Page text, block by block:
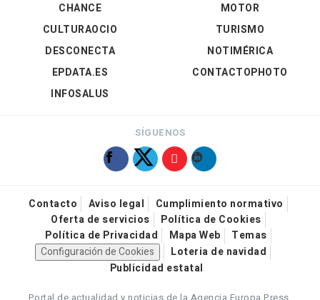
CHANCE
CULTURAOCIO
DESCONECTA
EPDATA.ES
INFOSALUS
MOTOR
TURISMO
NOTIMÉRICA
CONTACTOPHOTO
SÍGUENOS
Contacto Aviso legal
Cumplimiento normativo
Oferta de servicios
Política de Cookies
Política de Privacidad
Mapa Web
Temas
Configuración de Cookies
Loteria de navidad
Publicidad estatal